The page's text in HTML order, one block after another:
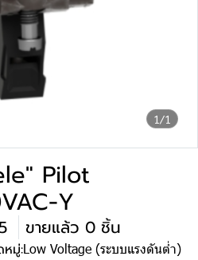
1/1
Pilot
Y
ขายแล้ว 0 ชิ้น
หมู่:Low Voltage (ระบบแรงดันต่ำ)